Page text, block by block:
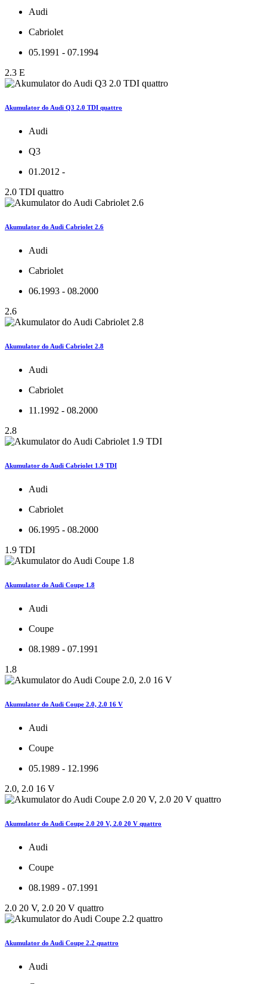
Audi
Cabriolet
05.1991 - 07.1994
2.3 E
Akumulator do Audi Q3 2.0 TDI quattro
Audi
Q3
01.2012 -
2.0 TDI quattro
Akumulator do Audi Cabriolet 2.6
Audi
Cabriolet
06.1993 - 08.2000
2.6
Akumulator do Audi Cabriolet 2.8
Audi
Cabriolet
11.1992 - 08.2000
2.8
Akumulator do Audi Cabriolet 1.9 TDI
Audi
Cabriolet
06.1995 - 08.2000
1.9 TDI
Akumulator do Audi Coupe 1.8
Audi
Coupe
08.1989 - 07.1991
1.8
Akumulator do Audi Coupe 2.0, 2.0 16 V
Audi
Coupe
05.1989 - 12.1996
2.0, 2.0 16 V
Akumulator do Audi Coupe 2.0 20 V, 2.0 20 V quattro
Audi
Coupe
08.1989 - 07.1991
2.0 20 V, 2.0 20 V quattro
Akumulator do Audi Coupe 2.2 quattro
Audi